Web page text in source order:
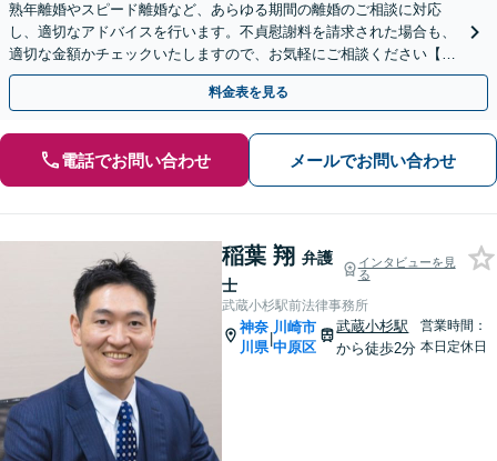
熟年離婚やスピード離婚など、あらゆる期間の離婚のご相談に対応
し、適切なアドバイスを行います。不貞慰謝料を請求された場合も、
適切な金額かチェックいたしますので、お気軽にご相談ください【完
全個室】【土日祝日面談可】
料金表を見る
電話でお問い合わせ メールでお問い合わせ
稲葉 翔 弁護
士
インタビューを見
る
武蔵小杉駅前法律事務所
神奈
川県
|
川崎市
中原区
武蔵小杉駅
から徒歩2分
営業時間：
本日定休日